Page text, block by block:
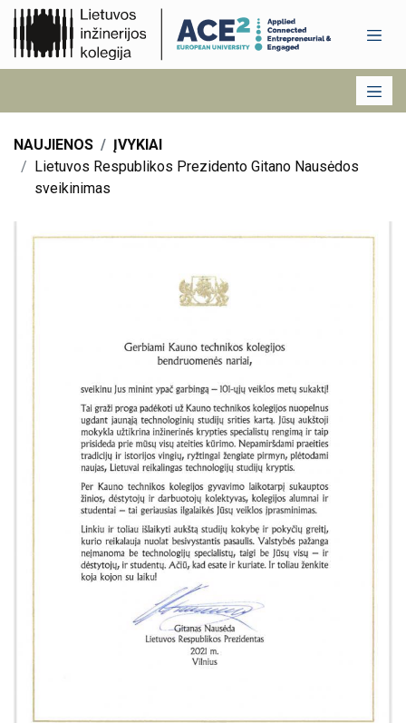
NAUJIENOS
ĮVYKIAI
Lietuvos Respublikos Prezidento Gitano Nausėdos
sveikinimas